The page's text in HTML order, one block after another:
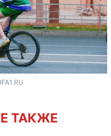
ТАКЖЕ